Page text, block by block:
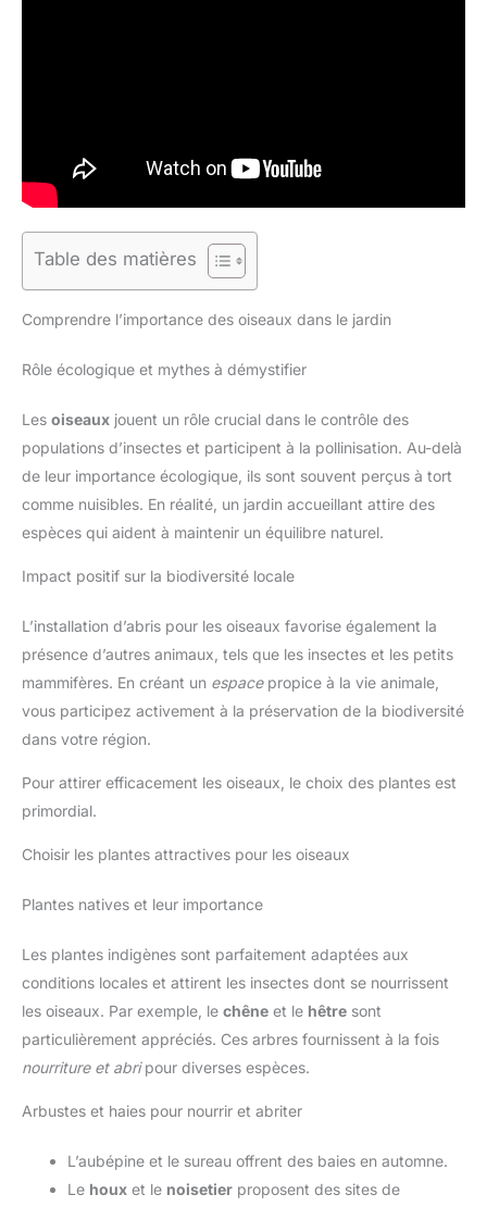
Table des matières
Comprendre l’importance des oiseaux dans le jardin
Rôle écologique et mythes à démystifier
Les oiseaux jouent un rôle crucial dans le contrôle des
populations d’insectes et participent à la pollinisation. Au-delà
de leur importance écologique, ils sont souvent perçus à tort
comme nuisibles. En réalité, un jardin accueillant attire des
espèces qui aident à maintenir un équilibre naturel.
Impact positif sur la biodiversité locale
L’installation d’abris pour les oiseaux favorise également la
présence d’autres animaux, tels que les insectes et les petits
mammifères. En créant un espacepropice à la vie animale,
vous participez activement à la préservation de la biodiversité
dans votre région.
Pour attirer efficacement les oiseaux, le choix des plantes est
primordial.
Choisir les plantes attractives pour les oiseaux
Plantes natives et leur importance
Les plantes indigènes sont parfaitement adaptées aux
conditions locales et attirent les insectes dont se nourrissent
les oiseaux. Par exemple, le chêne et le hêtre sont
particulièrement appréciés. Ces arbres fournissent à la fois
nourriture et abripour diverses espèces.
Arbustes et haies pour nourrir et abriter
L’aubépine et le sureau offrent des baies en automne.
Le houx et le noisetier proposent des sites de